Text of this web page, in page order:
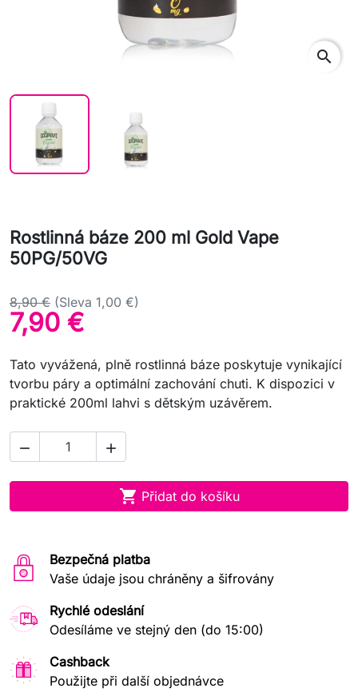
search
Rostlinná báze 200 ml Gold Vape
50PG/50VG
8,90 € (Sleva 1,00 €)
7,90 €
Tato vyvážená, plně rostlinná báze poskytuje vynikající
tvorbu páry a optimální zachování chuti. K dispozici v
praktické 200ml lahvi s dětským uzávěrem.
 
 Přidat do košíku
Bezpečná platba
Vaše údaje jsou chráněny a šifrovány
Rychlé odeslání
Odesíláme ve stejný den (do 15:00)
Cashback
Použijte při další objednávce